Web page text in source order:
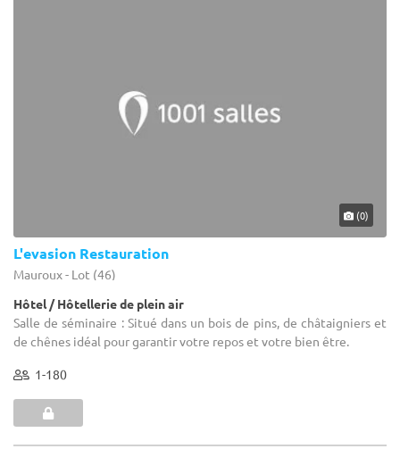
(0)
L'evasion Restauration
Mauroux - Lot (46)
Hôtel / Hôtellerie de plein air
Salle de séminaire : Situé dans un bois de pins, de châtaigniers et
de chênes idéal pour garantir votre repos et votre bien être.
1-180